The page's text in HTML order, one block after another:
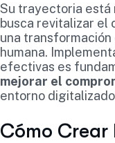
Su trayectoria está
busca revitalizar el
una
humana.
efectivas es
mejorar el
entorno
Cómo Crear